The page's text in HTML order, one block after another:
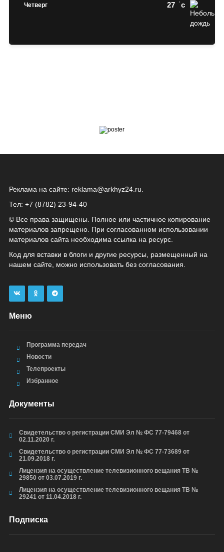
Четверг 27 c
Реклама на сайте: reklama@arkhyz24.ru
Тел: +7 (8782) 23‑94‑40
© Все права защищены. Полное или частичное копирование
материалов запрещено. При согласованном использовании
материалов сайта необходима ссылка на ресурс.
Код для вставки в блоги и другие ресурсы, размещенный на
нашем сайте, можно использовать без согласования.
Меню
Программа передач
Новости
Телепроекты
Избранное
Документы
Свидетельство о регистрации СМИ Эл № ФС 77-79468 от
02.11.2020 г.
Свидетельство о регистрации СМИ Эл № ФС 77-73689 от
21.09.2018 г.
Лицензия на осуществление телевизионного вещания ТВ №
29850 от 03.07.2019 г.
Лицензия на осуществление телевизионного вещания ТВ №
29241 от 11.04.2018 г.
Подписка